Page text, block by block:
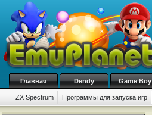
Главная Dendy Game Boy
ZX Spectrum Программы для запуска игр